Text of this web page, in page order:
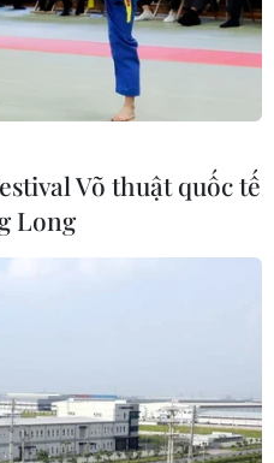
hòa
giữa
liệu
đầu tư
trong
Võ thuật quốc tế
Long